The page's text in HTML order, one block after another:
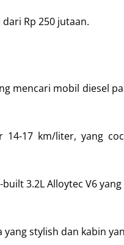
Rp 250 jutaan.
mencari mobil diesel
14-17 km/liter, yang
3.2L Alloytec V6
stylish dan kabin